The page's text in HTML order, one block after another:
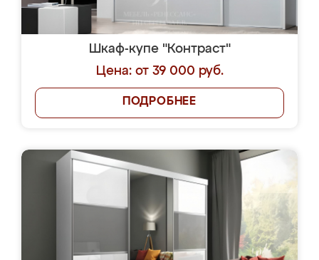
Шкаф-купе "Контраст"
Цена: от 39 000 руб.
ПОДРОБНЕЕ